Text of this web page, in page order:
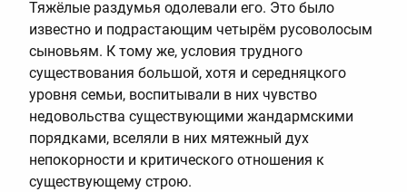
Тяжёлые раздумья одолевали его. Это было
известно и подрастающим четырём русоволосым
сыновьям. К тому же, условия трудного
существования большой, хотя и середняцкого
уровня семьи, воспитывали в них чувство
недовольства существующими жандармскими
порядками, вселяли в них мятежный дух
непокорности и критического отношения к
существующему строю.